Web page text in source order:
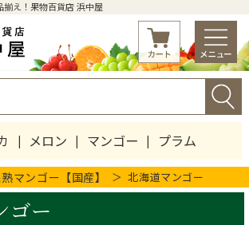
揃え！果物百貨店 浜中屋
メロン マンゴー プラム
マンゴー【国産】 北海道マンゴー
ゴー